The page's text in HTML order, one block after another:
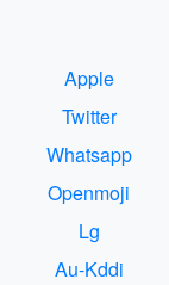
Apple
Twitter
Whatsapp
Openmoji
Lg
Au-Kddi